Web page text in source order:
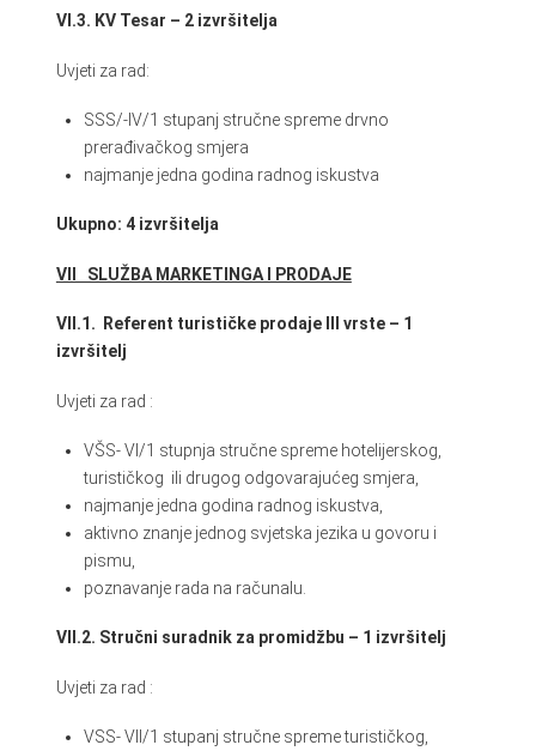
VI.3. KV Tesar – 2 izvršitelja
Uvjeti za rad:
SSS/-IV/1 stupanj stručne spreme drvno
prerađivačkog smjera
najmanje jedna godina radnog iskustva
Ukupno: 4 izvršitelja
VII SLUŽBA MARKETINGA I PRODAJE
VII.1. Referent turističke prodaje III vrste – 1
izvršitelj
Uvjeti za rad :
VŠS- VI/1 stupnja stručne spreme hotelijerskog,
turističkog ili drugog odgovarajućeg smjera,
najmanje jedna godina radnog iskustva,
aktivno znanje jednog svjetska jezika u govoru i
pismu,
poznavanje rada na računalu.
VII.2. Stručni suradnik za promidžbu – 1 izvršitelj
Uvjeti za rad :
VSS- VII/1 stupanj stručne spreme turističkog,